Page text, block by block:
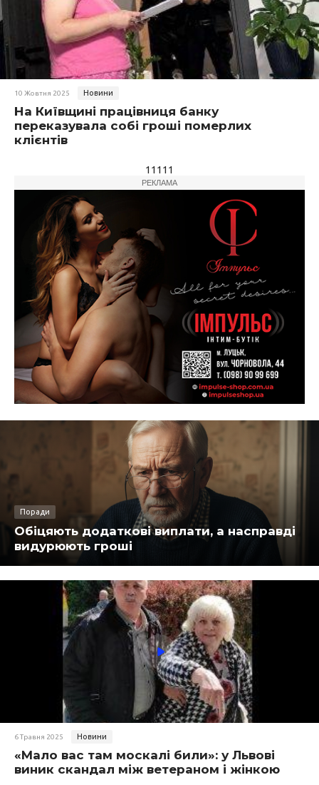
10 Жовтня 2025 Новини
На Київщині працівниця банку
переказувала собі гроші померлих
клієнтів
11111
РЕКЛАМА
Поради
Обіцяють додаткові виплати, а насправді
видурюють гроші
6 Травня 2025 Новини
«Мало вас там москалі били»: у Львові
виник скандал між ветераном і жінкою